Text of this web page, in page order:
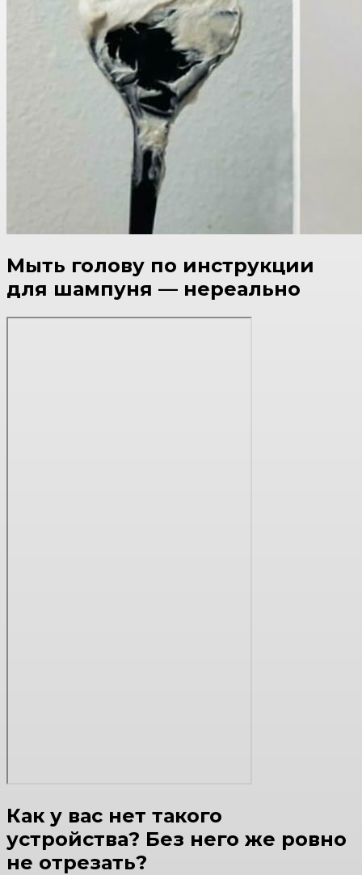
Мыть голову по инструкции
для шампуня — нереально
Как у вас нет такого
устройства? Без него же ровно
не отрезать?